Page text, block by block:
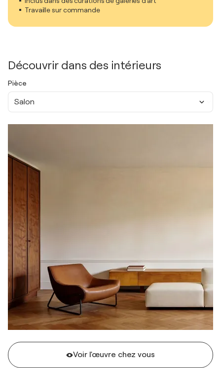
Travaille sur commande
Découvrir dans des intérieurs
Pièce
Salon
Voir l'œuvre chez vous